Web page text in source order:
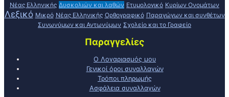
Νέας Ελληνικής Δυσκολιών και λαθών Ετυμολογικό Κυρίων Ονομάτων
Λεξικό Μικρό Νέας Ελληνικής Ορθογραφικό Παραγώγων και συνθέτων
Συνωνύμων και Αντωνύμων Σχολείο και το Γραφείο
Παραγγελίες
Ο Λογαριασμός μου
Γενικοί όροι συναλλαγών
Τρόποι πληρωμής
Ασφάλεια συναλλαγών